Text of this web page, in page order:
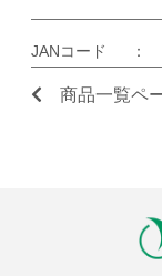
JANコード ：
商品一覧ペ